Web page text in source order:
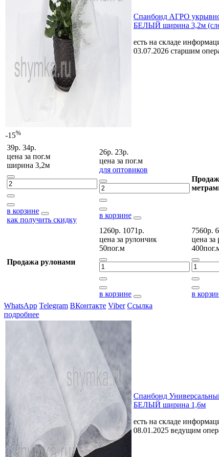
-15%
Спанбонд АГРО
БЕЛЫЙ ширина 3,2м
есть на складе
03.07.2026 старшим
39р. 34р.
цена за пог.м
ширина 3,2м
в корзине
как получить скидку
26р. 23р.
цена за пог.м
для оптовиков
в корзине
Продажа рулонами
1260р. 1071р.
цена за рулончик
50пог.м
в корзине
7560р.
цена за
в
WhatsApp Telegram ВКонтакте Viber Ссылка
подробнее
Спанбонд
БЕЛЫЙ ширина 1,6м
есть на складе
08.01.2025 ведущим